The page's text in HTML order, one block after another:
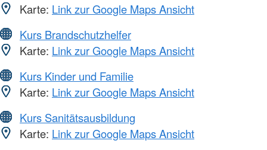
Karte: Link zur Google Maps Ansicht
Kurs Brandschutzhelfer
Karte: Link zur Google Maps Ansicht
Kurs Kinder und Familie
Karte: Link zur Google Maps Ansicht
Kurs Sanitätsausbildung
Karte: Link zur Google Maps Ansicht